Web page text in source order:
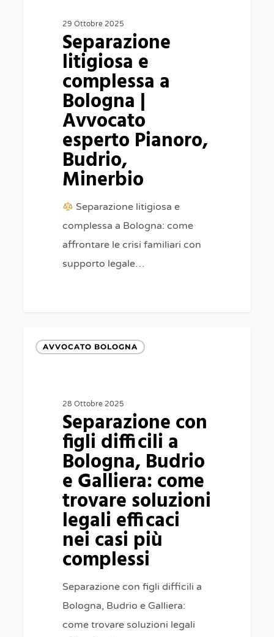
Minerbio
29 Ottobre 2025
Separazione
litigiosa e
complessa a
Bologna |
Avvocato
esperto Pianoro,
Budrio,
Minerbio
Separazione litigiosa e
complessa a Bologna: come
affrontare le crisi familiari con
supporto legale…
con
Bologna,
soluzioni
AVVOCATO BOLOGNA
28 Ottobre 2025
Separazione con
figli difficili a
Bologna, Budrio
e Galliera: come
trovare soluzioni
legali efficaci
nei casi più
complessi
Separazione con figli difficili a
Bologna, Budrio e Galliera:
come trovare soluzioni legali